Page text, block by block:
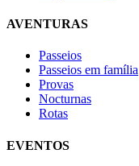
AVENTURAS
Passeios
Passeios em família
Provas
Nocturnas
Rotas
EVENTOS